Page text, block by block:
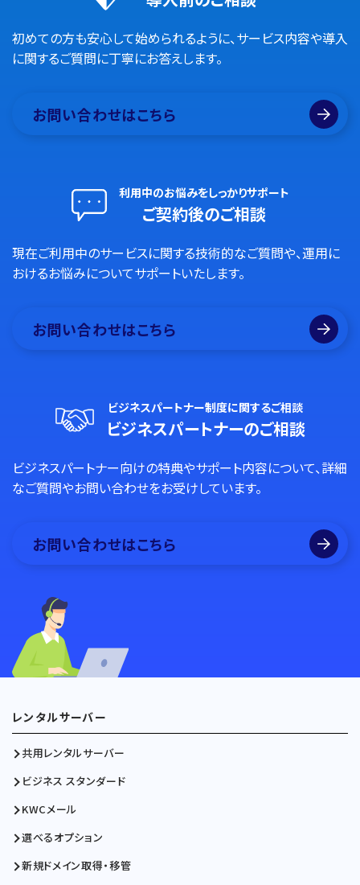
初めての方も安心して始められるように、サービス内容や導入
に関するご質問に丁寧にお答えします。
お問い合わせはこちら
利用中のお悩みをしっかりサポート
ご契約後のご相談
現在ご利用中のサービスに関する技術的なご質問や、運用に
おけるお悩みについてサポートいたします。
お問い合わせはこちら
ビジネスパートナー制度に関するご相談
ビジネスパートナーのご相談
ビジネスパートナー向けの特典やサポート内容について、詳細
なご質問やお問い合わせをお受けしています。
お問い合わせはこちら
レンタルサーバー
共用レンタルサーバー
ビジネス スタンダード
KWCメール
選べるオプション
新規ドメイン取得・移管